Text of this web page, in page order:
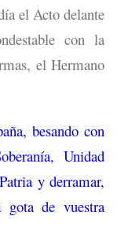
el Acto delante
con la
el Hermano
besando con
Unidad
y derramar,
de vuestra